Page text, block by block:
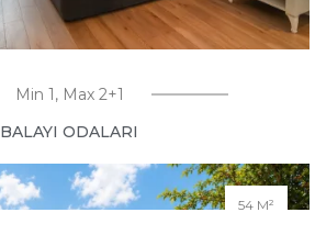
Min 1, Max 2+1
BALAYI ODALARI
54 M²